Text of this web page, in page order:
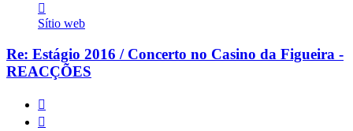
Nuno
Antão
Sítio web
Re: Estágio 2016 / Concerto no Casino da Figueira -
REACÇÕES